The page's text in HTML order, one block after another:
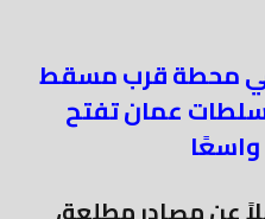
محطة قرب مسقط
عمان تفتح